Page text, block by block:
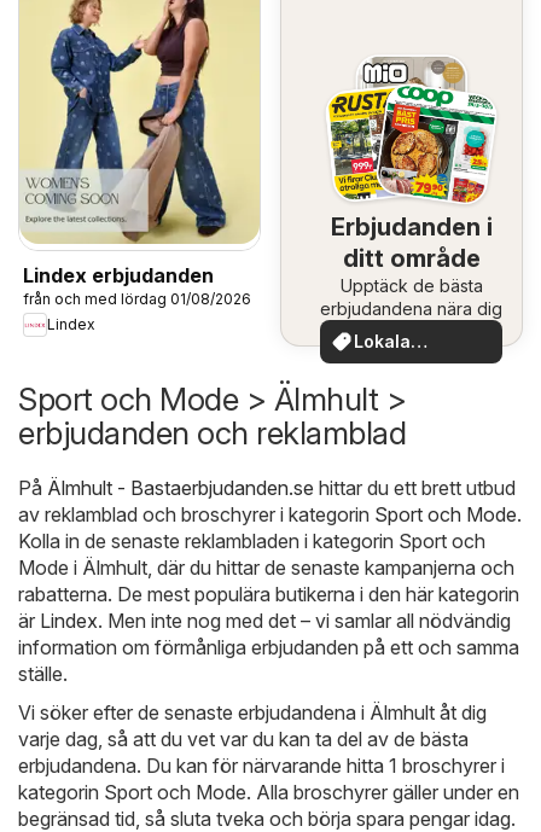
Lindex erbjudanden
från och med lördag 01/08/2026
Lindex
Erbjudanden i
ditt område
Upptäck de bästa
erbjudandena nära dig
Lokala
erbjudanden
Sport och Mode > Älmhult >
erbjudanden och reklamblad
På Älmhult - Bastaerbjudanden.se hittar du ett brett utbud
av reklamblad och broschyrer i kategorin Sport och Mode.
Kolla in de senaste reklambladen i kategorin Sport och
Mode i Älmhult, där du hittar de senaste kampanjerna och
rabatterna. De mest populära butikerna i den här kategorin
är Lindex. Men inte nog med det – vi samlar all nödvändig
information om förmånliga erbjudanden på ett och samma
ställe.
Vi söker efter de senaste erbjudandena i Älmhult åt dig
varje dag, så att du vet var du kan ta del av de bästa
erbjudandena. Du kan för närvarande hitta 1 broschyrer i
kategorin Sport och Mode. Alla broschyrer gäller under en
begränsad tid, så sluta tveka och börja spara pengar idag.